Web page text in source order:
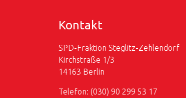
Kontakt
SPD-Fraktion Steglitz-Zehlendorf
Kirchstraße 1/3
14163 Berlin
Telefon: (030) 90 299 53 17